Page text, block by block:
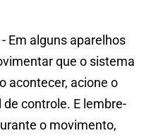
- Em alguns aparelhos
que o sistema
acontecer, acione o
controle. E lembre-
o movimento,